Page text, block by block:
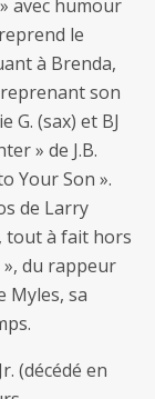
avec humour
le
à Brenda,
son
G. (sax) et BJ
» de J.B.
Your Son ».
de Larry
tout à fait hors
», du rappeur
Myles, sa
(décédé en